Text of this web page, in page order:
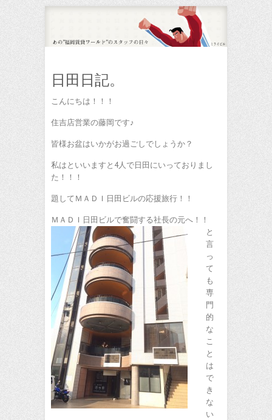
日田日記。
こんにちは！！！
住吉店営業の藤岡です♪
皆様お盆はいかがお過ごしでしょうか？
私はといいますと4人で日田にいっておりまし
た！！！
題してＭＡＤＩ日田ビルの応援旅行！！
ＭＡＤＩ日田ビルで奮闘する社長の元へ！！
と
言
っ
て
も
専
門
的
な
こ
と
は
で
き
な
い